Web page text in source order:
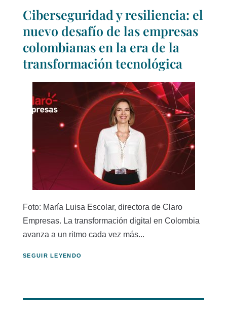
Ciberseguridad y resiliencia: el
nuevo desafío de las empresas
colombianas en la era de la
transformación tecnológica
Foto: María Luisa Escolar, directora de Claro
Empresas. La transformación digital en Colombia
avanza a un ritmo cada vez más...
SEGUIR LEYENDO